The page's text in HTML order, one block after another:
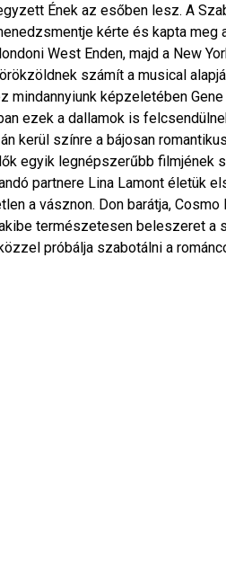
Ének az esőben lesz. A
kérte és kapta meg
West Enden, majd a New
számít a musical
mindannyiunk képzeletében
ezek a dallamok is
kerül színre a bájosan
egyik legnépszerűbb filmjének
partnere Lina Lamont életük
a vásznon. Don barátja,
természetesen beleszeret a
próbálja szabotálni a